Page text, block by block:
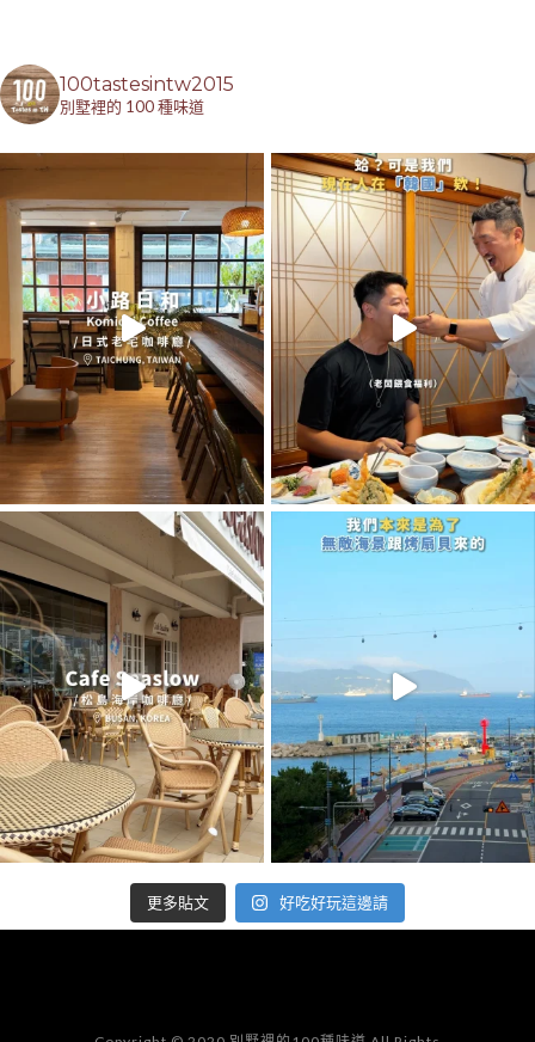
100tastesintw2015
別墅裡的 100 種味道
更多貼文 好吃好玩這邊請